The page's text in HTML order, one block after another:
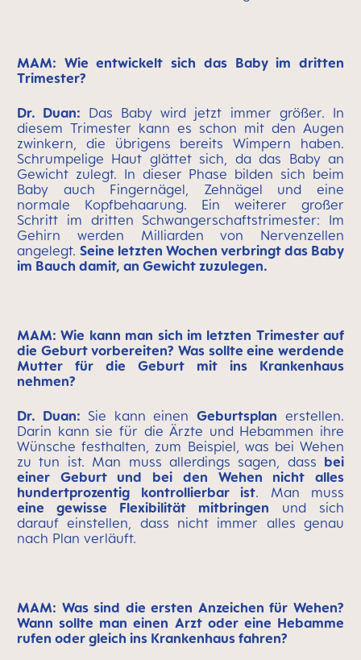
MAM: Wie entwickelt sich das Baby im dritten
Trimester?
Dr. Duan: Das Baby wird jetzt immer größer. In
diesem Trimester kann es schon mit den Augen
zwinkern, die übrigens bereits Wimpern haben.
Schrumpelige Haut glättet sich, da das Baby an
Gewicht zulegt. In dieser Phase bilden sich beim
Baby auch Fingernägel, Zehnägel und eine
normale Kopfbehaarung. Ein weiterer großer
Schritt im dritten Schwangerschaftstrimester: Im
Gehirn werden Milliarden von Nervenzellen
angelegt. Seine letzten Wochen verbringt das Baby
im Bauch damit, an Gewicht zuzulegen.
MAM: Wie kann man sich im letzten Trimester auf
die Geburt vorbereiten? Was sollte eine werdende
Mutter für die Geburt mit ins Krankenhaus
nehmen?
Dr. Duan: Sie kann einenGeburtsplan erstellen.
Darin kann sie für die Ärzte und Hebammen ihre
Wünsche festhalten, zum Beispiel, was bei Wehen
zu tun ist. Man muss allerdings sagen, dass bei
einer Geburt und bei den Wehen nicht alles
hundertprozentig kontrollierbar ist. Man muss
eine gewisse Flexibilität mitbringen und sich
darauf einstellen, dass nicht immer alles genau
nach Plan verläuft.
MAM: Was sind die ersten Anzeichen für Wehen?
Wann sollte man einen Arzt oder eine Hebamme
rufen oder gleich ins Krankenhaus fahren?